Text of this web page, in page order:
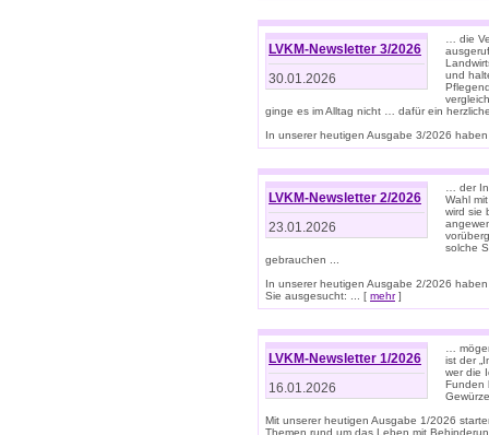
LVKM-Newsletter 3/2026
30.01.2026
… die
und
ginge es im Alltag nicht … dafür ein
In unserer heutigen Ausgabe 3/2026
LVKM-Newsletter 2/2026
23.01.2026
… der
Wahl
wird sie
solche
gebrauchen ...
In unserer heutigen Ausgabe 2/2026
Sie ausgesucht: ... [ mehr]
LVKM-Newsletter 1/2026
16.01.2026
…
ist der
wer die
Funden
Mit unserer heutigen Ausgabe 1/2026
Themen rund um das Leben mit